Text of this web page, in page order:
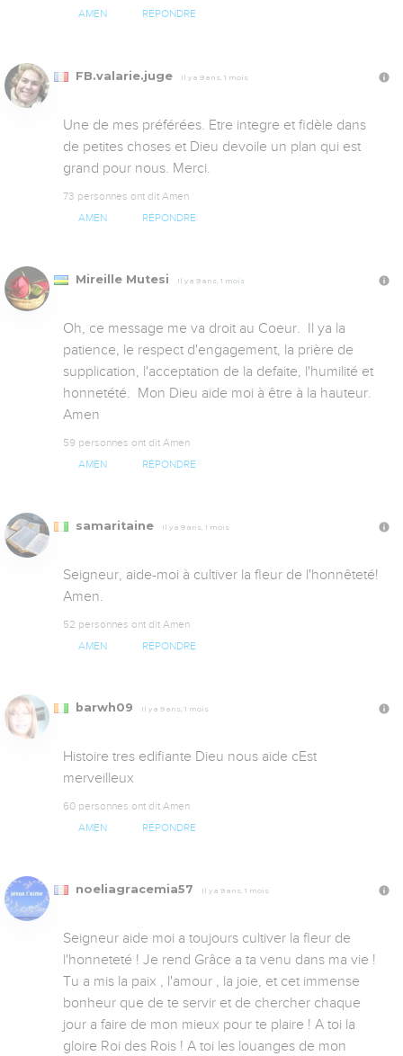
AMEN RÉPONDRE
FB.valarie.juge Il y a 9 ans, 1 mois
Une de mes préférées. Etre integre et fidèle dans
de petites choses et Dieu devoile un plan qui est
grand pour nous. Merci.
73 personnes ont dit Amen
AMEN RÉPONDRE
Mireille Mutesi Il y a 9 ans, 1 mois
Oh, ce message me va droit au Coeur.  Il ya la
patience, le respect d'engagement, la prière de
supplication, l'acceptation de la defaite, l'humilité et
honnetété.  Mon Dieu aide moi à être à la hauteur.
Amen
59 personnes ont dit Amen
AMEN RÉPONDRE
samaritaine Il y a 9 ans, 1 mois
Seigneur, aide-moi à cultiver la fleur de l'honnêteté!
Amen.
52 personnes ont dit Amen
AMEN RÉPONDRE
barwh09 Il y a 9 ans, 1 mois
Histoire tres edifiante Dieu nous aide cEst
merveilleux
60 personnes ont dit Amen
AMEN RÉPONDRE
noeliagracemia57 Il y a 9 ans, 1 mois
Seigneur aide moi a toujours cultiver la fleur de
l'honneteté ! Je rend Grâce a ta venu dans ma vie !
Tu a mis la paix , l'amour , la joie, et cet immense
bonheur que de te servir et de chercher chaque
jour a faire de mon mieux pour te plaire ! A toi la
gloire Roi des Rois ! A toi les louanges de mon